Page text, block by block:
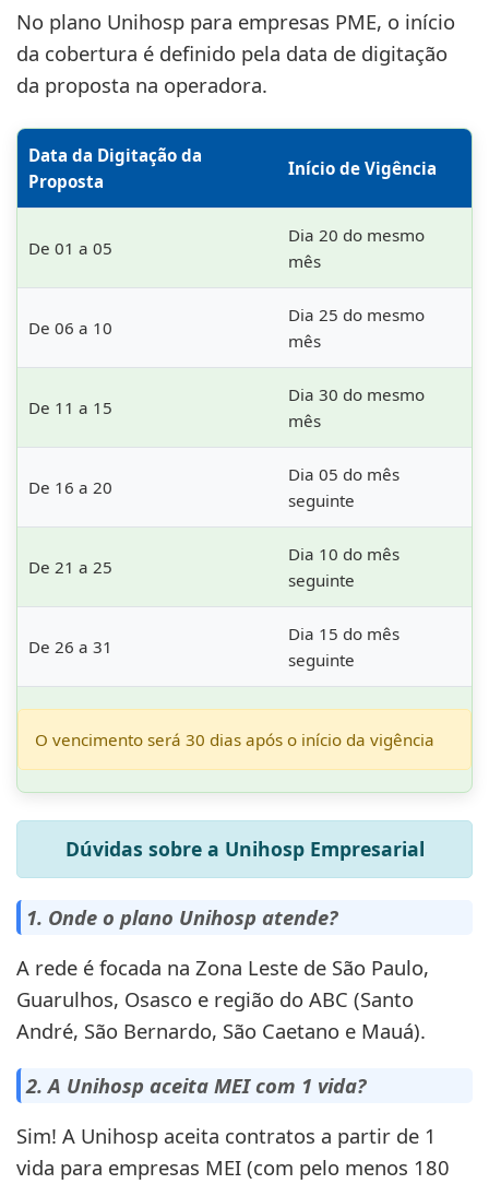
No plano Unihosp para empresas PME, o início
da cobertura é definido pela data de digitação
da proposta na operadora.
Data da Digitação da
Proposta
Início de Vigência
De 01 a 05
Dia 20 do mesmo
mês
De 06 a 10
Dia 25 do mesmo
mês
De 11 a 15
Dia 30 do mesmo
mês
De 16 a 20
Dia 05 do mês
seguinte
De 21 a 25
Dia 10 do mês
seguinte
De 26 a 31
Dia 15 do mês
seguinte
O vencimento será 30 dias após o início da vigência
Dúvidas sobre a Unihosp Empresarial
1. Onde o plano Unihosp atende?
A rede é focada na Zona Leste de São Paulo,
Guarulhos, Osasco e região do ABC (Santo
André, São Bernardo, São Caetano e Mauá).
2. A Unihosp aceita MEI com 1 vida?
Sim! A Unihosp aceita contratos a partir de 1
vida para empresas MEI (com pelo menos 180